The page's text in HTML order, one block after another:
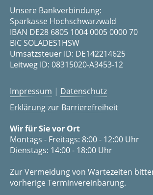
Unsere Bankverbindung:
Sparkasse Hochschwarzwald
IBAN DE28 6805 1004 0005 0000 70
BIC SOLADES1HSW
Umsatzsteuer ID: DE142214625
Leitweg ID: 08315020-A3453-12
Impressum | Datenschutz
Erklärung zur Barrierefreiheit
Wir für Sie vor Ort
Montags - Freitags: 8:00 - 12:00 Uhr
Dienstags: 14:00 - 18:00 Uhr
Zur Vermeidung von Wartezeiten
vorherige Terminvereinbarung.